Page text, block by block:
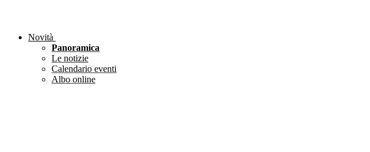
Novità
Panoramica
Le notizie
Calendario eventi
Albo online